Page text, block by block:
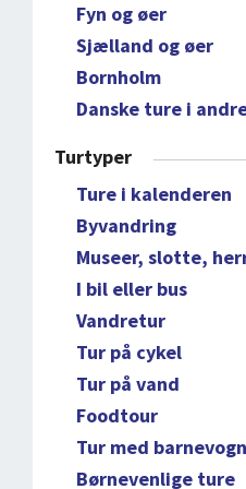
Fyn og øer
Sjælland og øer
Bornholm
Danske ture i
Turtyper
Ture i kalenderen
Byvandring
Museer, slotte,
I bil eller bus
Vandretur
Tur på cykel
Tur på vand
Foodtour
Tur med barnevogn
Børnevenlige ture